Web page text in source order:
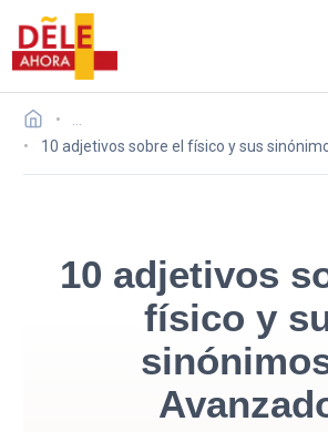
10 adjetivos sobre el físico y sus
10 adjetivos
físico y